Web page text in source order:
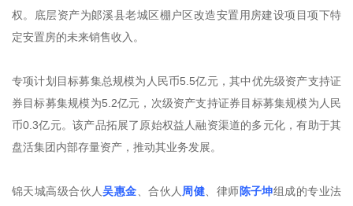
权。底层资产为郞溪县老城区棚户区改造安置用房建设项目项下特
定安置房的未来销售收入。
专项计划目标募集总规模为人民币5.5亿元，其中优先级资产支持证
券目标募集规模为5.2亿元，次级资产支持证券目标募集规模为人民
币0.3亿元。该产品拓展了原始权益人融资渠道的多元化，有助于其
盘活集团内部存量资产，推动其业务发展。
锦天城高级合伙人吴惠金 、合伙人 周健 、律师陈子坤组成的专业法